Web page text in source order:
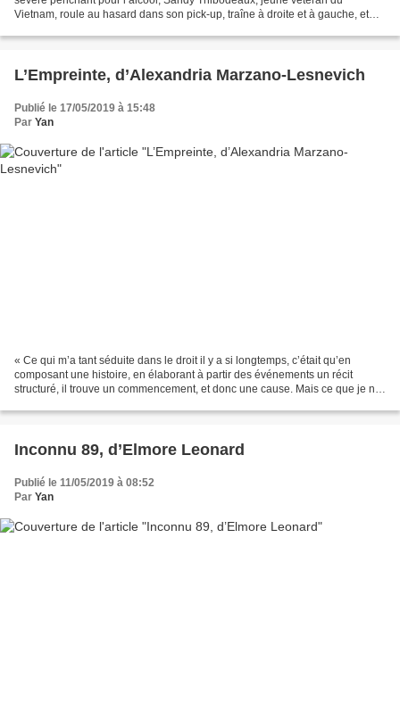
Vietnam, roule au hasard dans son pick-up, traîne à droite et à gauche, et
L’Empreinte, d’Alexandria Marzano-Lesnevich
Publié le 17/05/2019 à 15:48
Par Yan
« Ce qui m’a tant séduite dans le droit il y a si longtemps, c’était qu’en
composant une histoire, en élaborant à partir des événements un récit
structuré, il trouve un commencement, et donc une cause. Mais ce que je ne
Inconnu 89, d’Elmore Leonard
Publié le 11/05/2019 à 08:52
Par Yan